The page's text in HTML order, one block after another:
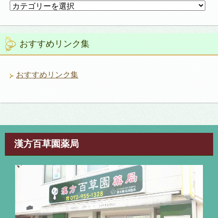
カ
ゴ
リ
ー おすすめリンク集
おすすめリンク集
漢方百草園薬局